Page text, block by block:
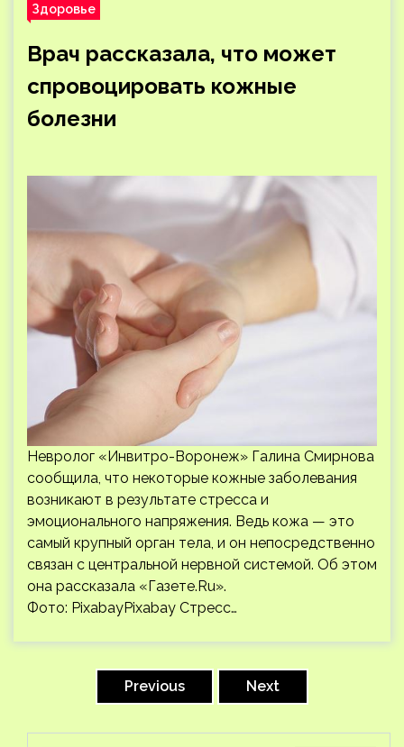
Здоровье
Врач рассказала, что может
спровоцировать кожные
болезни
Невролог «Инвитро-Воронеж» Галина Смирнова
сообщила, что некоторые кожные заболевания
возникают в результате стресса и
эмоционального напряжения. Ведь кожа — это
самый крупный орган тела, и он непосредственно
связан с центральной нервной системой. Об этом
она рассказала «Газете.Ru».
Фото: PixabayPixabay Стресс…
Previous Next